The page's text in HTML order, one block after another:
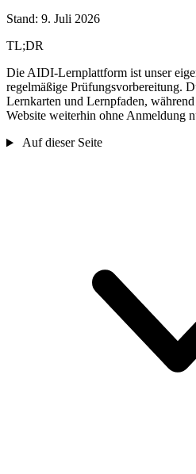
Stand: 9. Juli 2026
TL;DR
Die AIDI-Lernplattform ist unser
regelmäßige Prüfungsvorbereitung.
Lernkarten und Lernpfaden,
Website weiterhin ohne Anmeldung
Auf dieser Seite